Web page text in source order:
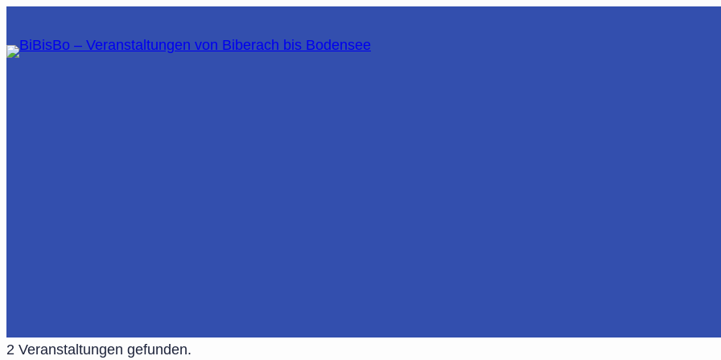
2 Veranstaltungen gefunden.